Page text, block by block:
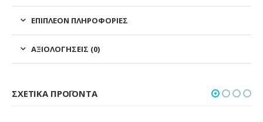
ΕΠΙΠΛΈΟΝ ΠΛΗΡΟΦΟΡΊΕΣ
ΑΞΙΟΛΟΓΉΣΕΙΣ (0)
ΣΧΕΤΙΚΆ ΠΡΟΪΌΝΤΑ